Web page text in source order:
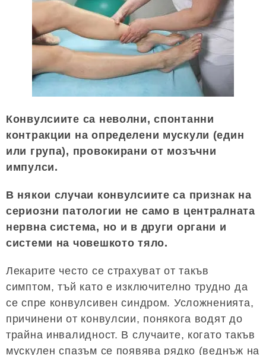
Конвулсиите са неволни, спонтанни
контракции на определени мускули (един
или група), провокирани от мозъчни
импулси.
В някои случаи конвулсиите са признак на
сериозни патологии не само в централната
нервна система, но и в други органи и
системи на човешкото тяло.
Лекарите често се страхуват от такъв
симптом, тъй като е изключително трудно да
се спре конвулсивен синдром. Усложненията,
причинени от конвулсии, понякога водят до
трайна инвалидност. В случаите, когато такъв
мускулен спазъм се появява рядко (веднъж на